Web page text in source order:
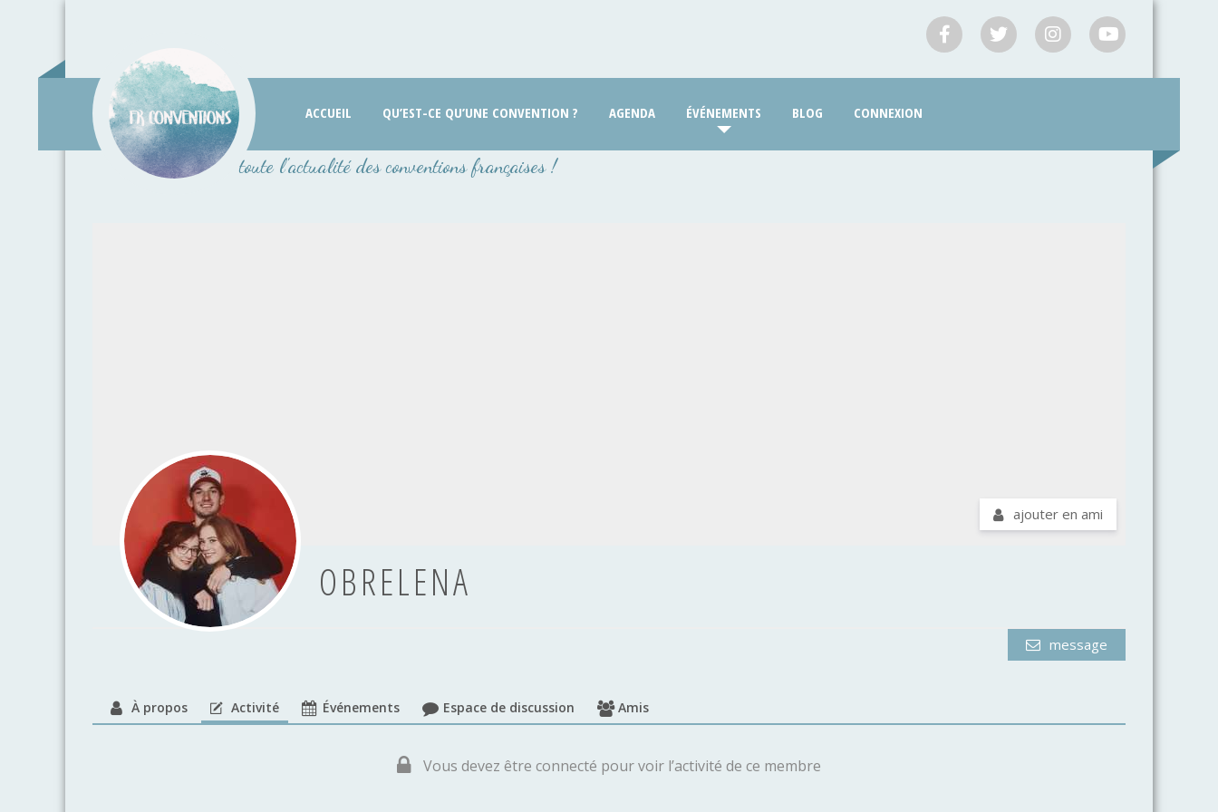
contenu
toute l'actualité des conventions françaises !
ACCUEIL QU’EST-CE QU’UNE CONVENTION ? AGENDA ÉVÉNEMENTS BLOG CONNEXION
ajouter en ami
OBRELENA
message
À propos Activité Événements Espace de discussion Amis
Vous devez être connecté pour voir l’activité de ce membre